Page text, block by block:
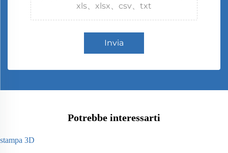
xls、xlsx、csv、txt
Invia
Potrebbe interessarti
stampa 3D